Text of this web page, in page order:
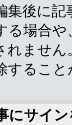
集後に
る場合
れませ
するこ
にサイ